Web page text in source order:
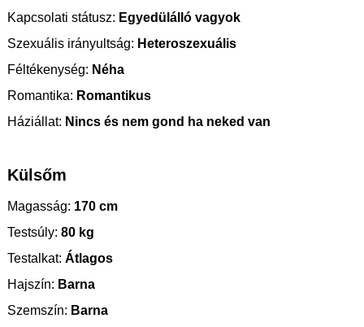
Kapcsolati státusz: Egyedülálló vagyok
Szexuális irányultság: Heteroszexuális
Féltékenység: Néha
Romantika: Romantikus
Háziállat: Nincs és nem gond ha neked van
Külsőm
Magasság: 170 cm
Testsúly: 80 kg
Testalkat: Átlagos
Hajszín: Barna
Szemszín: Barna